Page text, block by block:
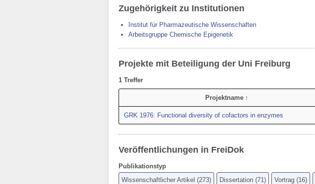
Zugehörigkeit zu Institutionen
Institut für Pharmazeutische Wissenschaften
Arbeitsgruppe Chemische Epigenetik
Projekte mit Beteiligung der Uni Freiburg
1 Treffer
Projektname
GRK 1976: Functional diversity of cofactors in enzymes
Veröffentlichungen in FreiDok
Publikationstyp
Wissenschaftlicher Artikel (273) Dissertation (71) Vortrag (16)